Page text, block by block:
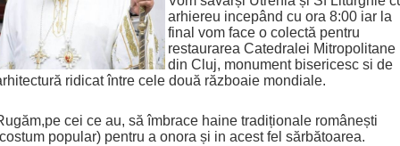
arhiereu incepând cu ora 8:00 iar la
final vom face o colectă pentru
restaurarea Catedralei Mitropolitane
din Cluj, monument bisericesc si de
ridicat între cele două războaie mondiale.
cei ce au, să îmbrace haine tradiționale românești
popular) pentru a onora și in acest fel sărbătoarea.